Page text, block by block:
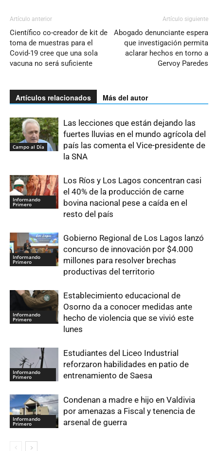
Artículo anterior
Científico co-creador de kit de
toma de muestras para el
Covid-19 cree que una sola
vacuna no será suficiente
Artículo siguiente
Abogado denunciante espera
que investigación permita
aclarar hechos en torno a
Gervoy Paredes
Artículos relacionados Más del autor
Campo al Día
Las lecciones que están dejando las
fuertes lluvias en el mundo agrícola del
país las comenta el Vice-presidente de
la SNA
Informando
Primero
Los Ríos y Los Lagos concentran casi
el 40% de la producción de carne
bovina nacional pese a caída en el
resto del país
Informando
Primero
Gobierno Regional de Los Lagos lanzó
concurso de innovación por $4.000
millones para resolver brechas
productivas del territorio
Informando
Primero
Establecimiento educacional de
Osorno da a conocer medidas ante
hecho de violencia que se vivió este
lunes
Informando
Primero
Estudiantes del Liceo Industrial
reforzaron habilidades en patio de
entrenamiento de Saesa
Informando
Primero
Condenan a madre e hijo en Valdivia
por amenazas a Fiscal y tenencia de
arsenal de guerra